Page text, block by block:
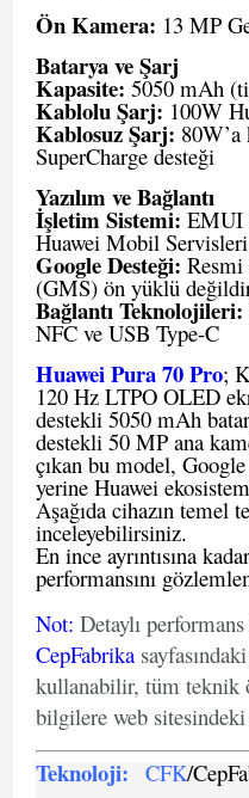
Ön Kamera: 13 MP
Batarya ve Şarj
Kapasite: 5050 mAh
Kablolu Şarj: 100W
Kablosuz Şarj:
SuperCharge desteği
Yazılım ve Bağlantı
İşletim Sistemi: EMUI
Huawei Mobil
Google Desteği:
(GMS) ön yüklü
Bağlantı Teknolojileri:
NFC ve USB Type-C
Huawei Pura 70 Pro;
120 Hz LTPO OLED
destekli 5050 mAh
destekli 50 MP ana
çıkan bu model,
yerine Huawei
Aşağıda cihazın temel
inceleyebilirsiniz.
En ince ayrıntısına
performansını
Not: Detaylı
CepFabrika
kullanabilir, tüm teknik
bilgilere web
Teknoloji: CFK/